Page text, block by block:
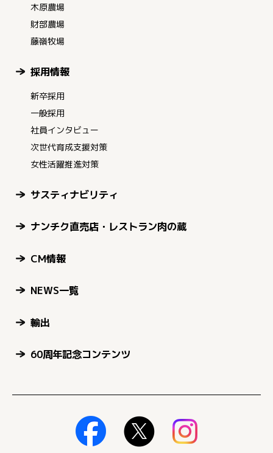
木原農場
財部農場
藤嶺牧場
採用情報
新卒採用
一般採用
社員インタビュー
次世代育成支援対策
女性活躍推進対策
サスティナビリティ
ナンチク直売店・レストラン肉の蔵
CM情報
NEWS一覧
輸出
60周年記念コンテンツ